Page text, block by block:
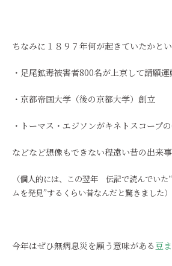
ちなみに１８９７年何が起きていたかと
・足尾鉱毒被害者800名が上京して請願運
・京都帝国大学（後の京都大学）創立
・トーマス・エジソンがキネトスコープ
などなど想像もできない程遠い昔の出来事
（個人的には、この翌年 伝記で読んでいた“
ムを発見”するくらい昔なんだと驚きました）
今年はぜひ無病息災を願う意味がある 豆